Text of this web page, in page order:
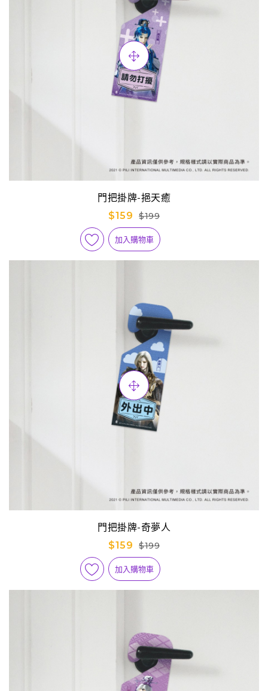
門把掛牌-挹天癒
$159
$199
加入購物車
門把掛牌-奇夢人
$159
$199
加入購物車